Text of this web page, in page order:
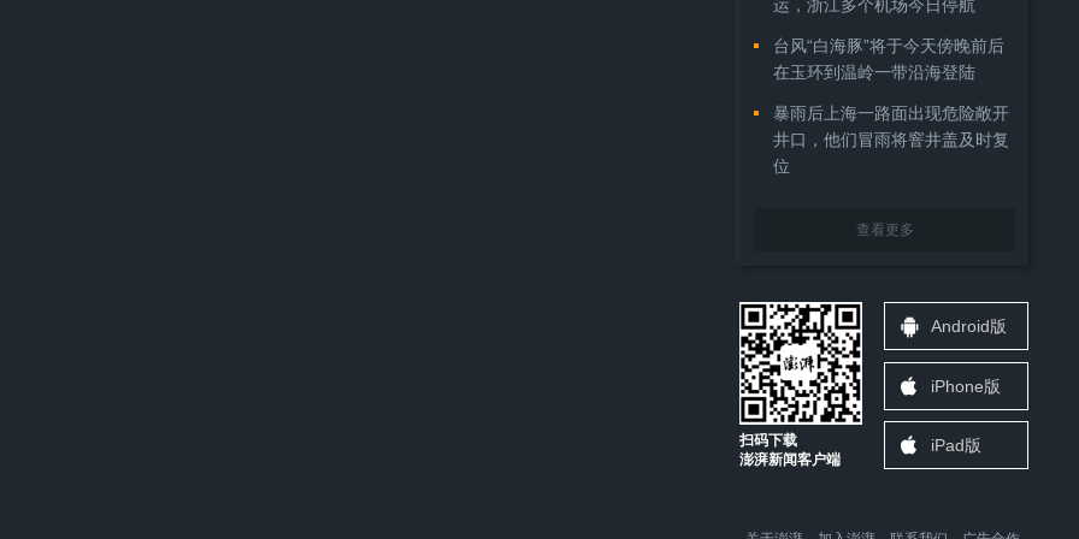
运，浙江多个机场今日停航
台风“白海豚”将于今天傍晚前后
在玉环到温岭一带沿海登陆
暴雨后上海一路面出现危险敞开
井口，他们冒雨将窨井盖及时复
位
查看更多
扫码下载
澎湃新闻客户端
Android版
iPhone版
iPad版